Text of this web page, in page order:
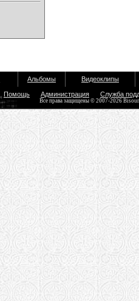
Альбомы Видеоклипы
Помощь Администрация Служба
Все права защищены © 2007-2026